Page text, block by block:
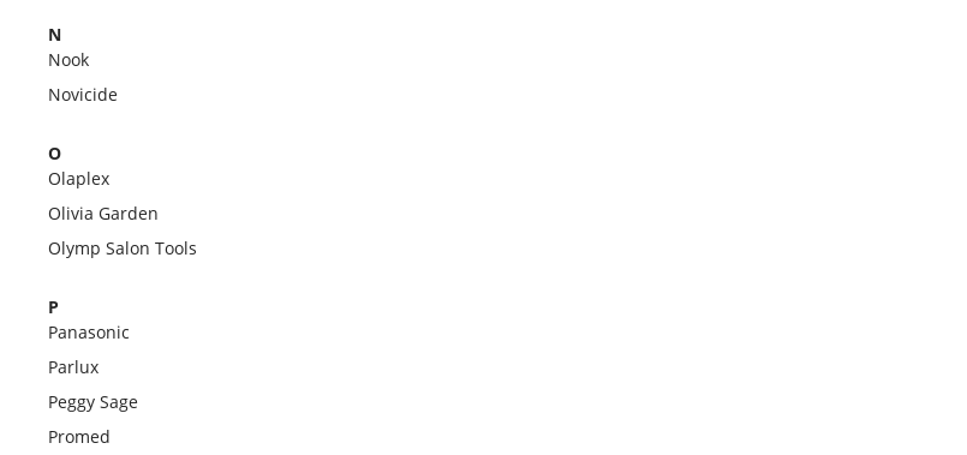
N
Nook
Novicide
O
Olaplex
Olivia Garden
Olymp Salon Tools
P
Panasonic
Parlux
Peggy Sage
Promed